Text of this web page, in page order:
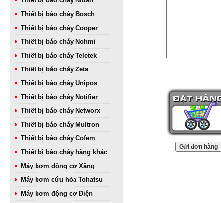
Thiết bị báo cháy Bosch
Thiết bị báo cháy Cooper
Thiết bị báo cháy Nohmi
Thiết bị báo cháy Teletek
Thiết bị báo cháy Zeta
Thiết bị báo cháy Unipos
Thiết bị báo cháy Notifier
Thiết bị báo cháy Networx
Thiết bị báo cháy Multron
Thiết bị báo cháy Cofem
Thiết bị báo cháy hãng khác
Máy bơm động cơ Xăng
Máy bơm cứu hỏa Tohatsu
Máy bơm động cơ Điện